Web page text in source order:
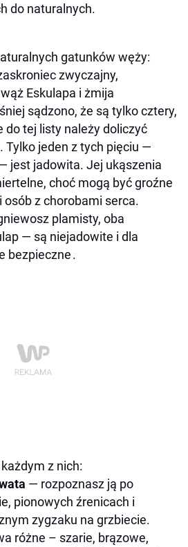
do naturalnych.
gatunków węży:
zwyczajny,
Eskulapa i żmija
sądzono, że są tylko cztery,
do tej listy należy doliczyć
Tylko jeden z tych pięciu —
jest jadowita. Jej ukąszenia
choć mogą być groźne
osób z chorobami serca.
plamisty, oba
— są niejadowite i dla
bezpieczne .
z nich:
— rozpoznasz ją po
pionowych źrenicach i
zygzaku na grzbiecie.
różne – sza­rie, brązowe,